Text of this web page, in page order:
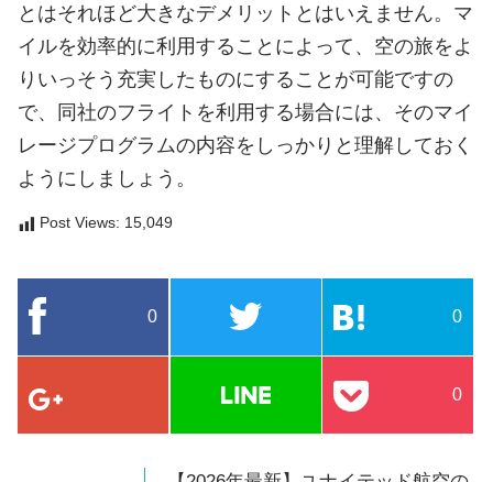
とはそれほど大きなデメリットとはいえません。マ
イルを効率的に利用することによって、空の旅をよ
りいっそう充実したものにすることが可能ですの
で、同社のフライトを利用する場合には、そのマイ
レージプログラムの内容をしっかりと理解しておく
ようにしましょう。
Post Views: 15,049
0 0
0